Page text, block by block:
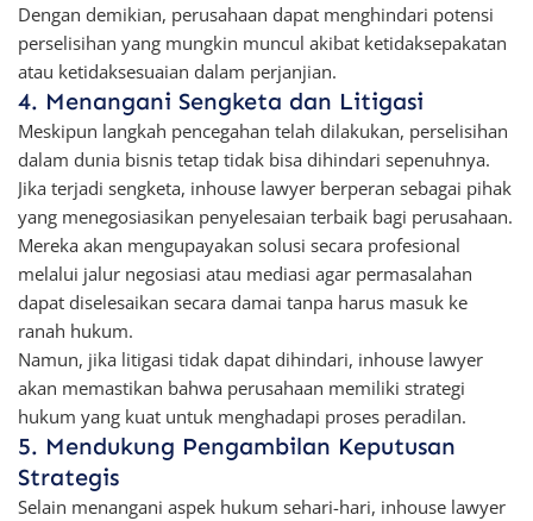
Dengan demikian, perusahaan dapat menghindari potensi
perselisihan yang mungkin muncul akibat ketidaksepakatan
atau ketidaksesuaian dalam perjanjian.
4. Menangani Sengketa dan Litigasi
Meskipun langkah pencegahan telah dilakukan, perselisihan
dalam dunia bisnis tetap tidak bisa dihindari sepenuhnya.
Jika terjadi sengketa, inhouse lawyer berperan sebagai pihak
yang menegosiasikan penyelesaian terbaik bagi perusahaan.
Mereka akan mengupayakan solusi secara profesional
melalui jalur negosiasi atau mediasi agar permasalahan
dapat diselesaikan secara damai tanpa harus masuk ke
ranah hukum.
Namun, jika litigasi tidak dapat dihindari, inhouse lawyer
akan memastikan bahwa perusahaan memiliki strategi
hukum yang kuat untuk menghadapi proses peradilan.
5. Mendukung Pengambilan Keputusan
Strategis
Selain menangani aspek hukum sehari-hari, inhouse lawyer